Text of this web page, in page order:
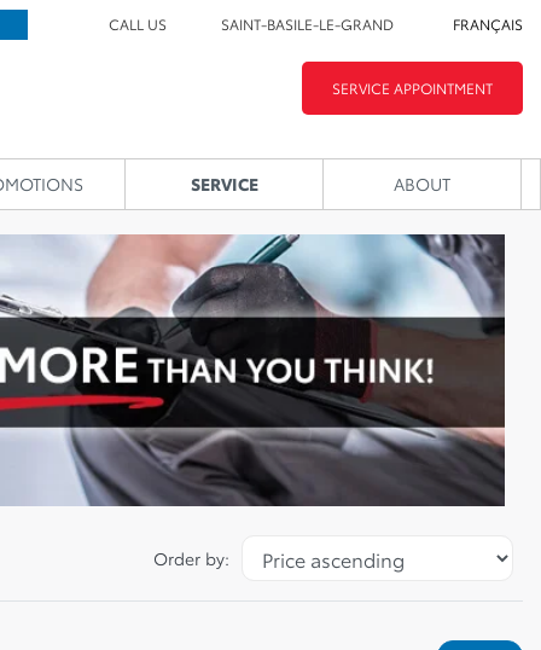
CALL US SAINT-BASILE-LE-GRAND FRANÇAIS
SERVICE APPOINTMENT
SERVICE ABOUT
Order by: